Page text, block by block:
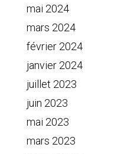
mai 2024
mars 2024
février 2024
janvier 2024
juillet 2023
juin 2023
mai 2023
mars 2023